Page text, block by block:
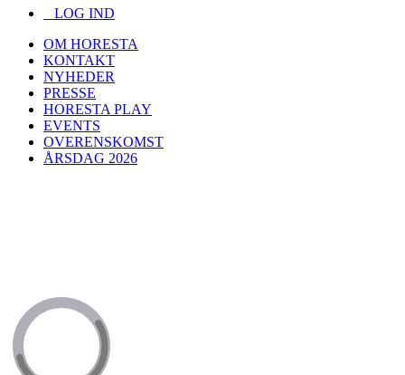
LOG IND
OM HORESTA
KONTAKT
NYHEDER
PRESSE
HORESTA PLAY
EVENTS
OVERENSKOMST
ÅRSDAG 2026